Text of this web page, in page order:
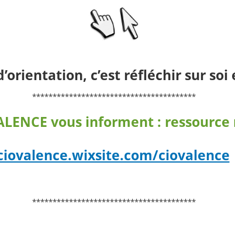
c’est réfléchir sur
****************************************
vous informent :
ciovalence
****************************************